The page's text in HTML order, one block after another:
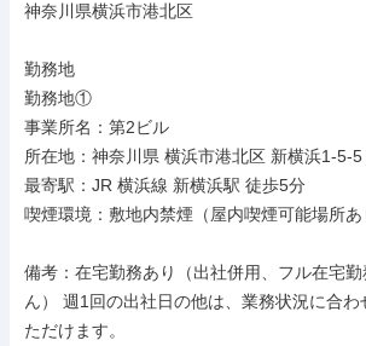
神奈川県横浜市港北区
勤務地
勤務地①
事業所名：第2ビル
所在地：神奈川県 横浜市港北区 新横浜1-5-
最寄駅：JR 横浜線 新横浜駅 徒歩5分
喫煙環境：敷地内禁煙（屋内喫煙可能場所あ
備考：在宅勤務あり（出社併用、フル在宅
ん） 週1回の出社日の他は、業務状況に合
ただけます。